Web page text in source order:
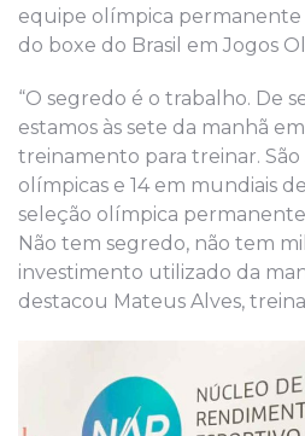
equipe olímpica permanente
do boxe do Brasil em Jogos
“O segredo é o trabalho. De
estamos às sete da manhã
treinamento para treinar.
olímpicas e 14 em mundiais
seleção olímpica
Não tem segredo, não tem
investimento utilizado da
destacou Mateus Alves,